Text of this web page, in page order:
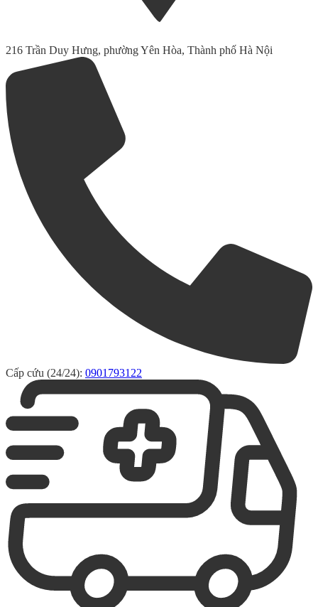
216 Trần Duy Hưng, phường Yên Hòa, Thành phố Hà Nội
Cấp cứu (24/24): 0901793122